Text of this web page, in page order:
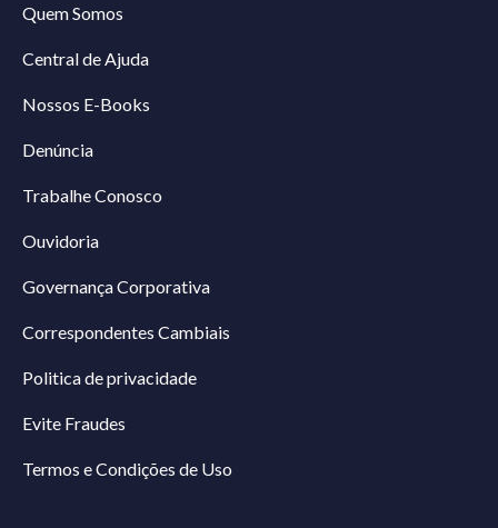
Quem Somos
Central de Ajuda
Nossos E-Books
Denúncia
Trabalhe Conosco
Ouvidoria
Governança Corporativa
Correspondentes Cambiais
Politica de privacidade
Evite Fraudes
Termos e Condições de Uso